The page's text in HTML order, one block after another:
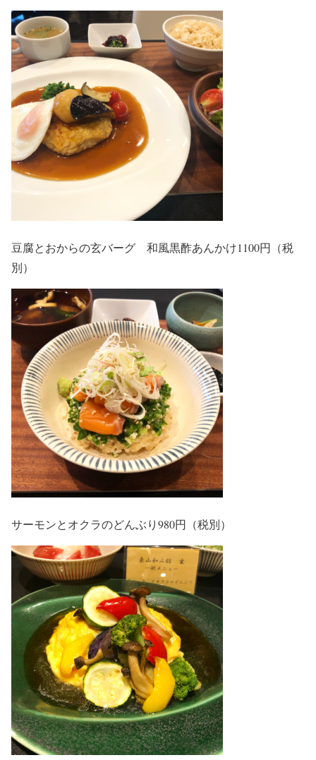
豆腐とおからの玄バーグ 和風黒酢あんかけ1100円（税
別）
サーモンとオクラのどんぶり980円（税別）